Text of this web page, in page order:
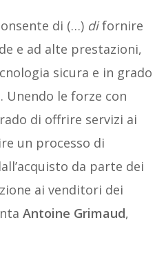
di (…) difornire
e ad alte prestazioni,
sicura e in grado
le forze con
di offrire servizi ai
un processo di
da parte dei
ai venditori dei
Antoine Grimaud,